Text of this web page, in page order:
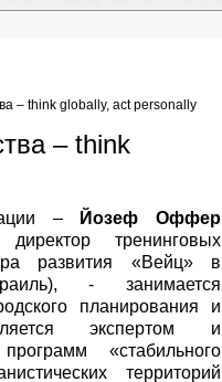
– think globally, act personally
– think
–
Йозеф Оффер
тренинговых
развития «Вейц» в
- занимается
планирования и
экспертом и
«стабильного
территорий